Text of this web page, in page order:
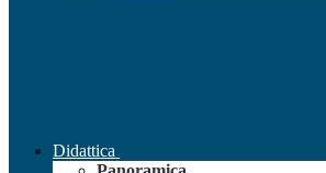
Didattica